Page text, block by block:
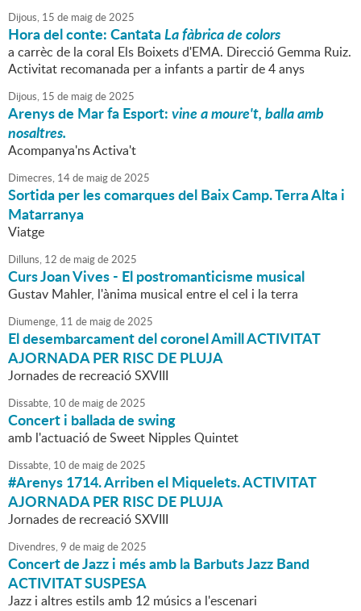
Dijous, 15 de maigde2025
Hora del conte: CantataLa fàbrica de colors
a carrèc de la coral Els Boixets d'EMA. Direcció Gemma Ruiz.
Activitat recomanada per a infants a partir de 4 anys
Dijous, 15 de maigde2025
Arenys de Mar fa Esport:vine a moure't, balla amb
nosaltres.
Acompanya'ns Activa't
Dimecres, 14de maigde2025
Sortida per les comarques del Baix Camp. Terra Alta i
Matarranya
Viatge
Dilluns, 12 de maigde2025
Curs Joan Vives - El postromanticisme musical
Gustav Mahler, l'ànima musical entre el cel i la terra
Diumenge, 11 de maigde2025
El desembarcament del coronel Amill ACTIVITAT
AJORNADA PER RISC DE PLUJA
Jornades de recreació SXVIII
Dissabte, 10 de maigde2025
Concert i ballada de swing
amb l'actuació de Sweet Nipples Quintet
Dissabte, 10 de maigde2025
#Arenys 1714. Arriben el Miquelets.ACTIVITAT
AJORNADA PER RISC DE PLUJA
Jornades de recreació SXVIII
Divendres,9 de maigde2025
Concert de Jazz i més amb la Barbuts Jazz Band
ACTIVITAT SUSPESA
Jazz i altres estils amb 12 músics a l'escenari